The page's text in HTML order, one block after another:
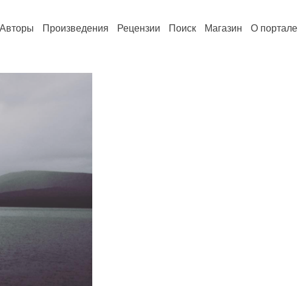
Авторы Произведения Рецензии Поиск Магазин О портале